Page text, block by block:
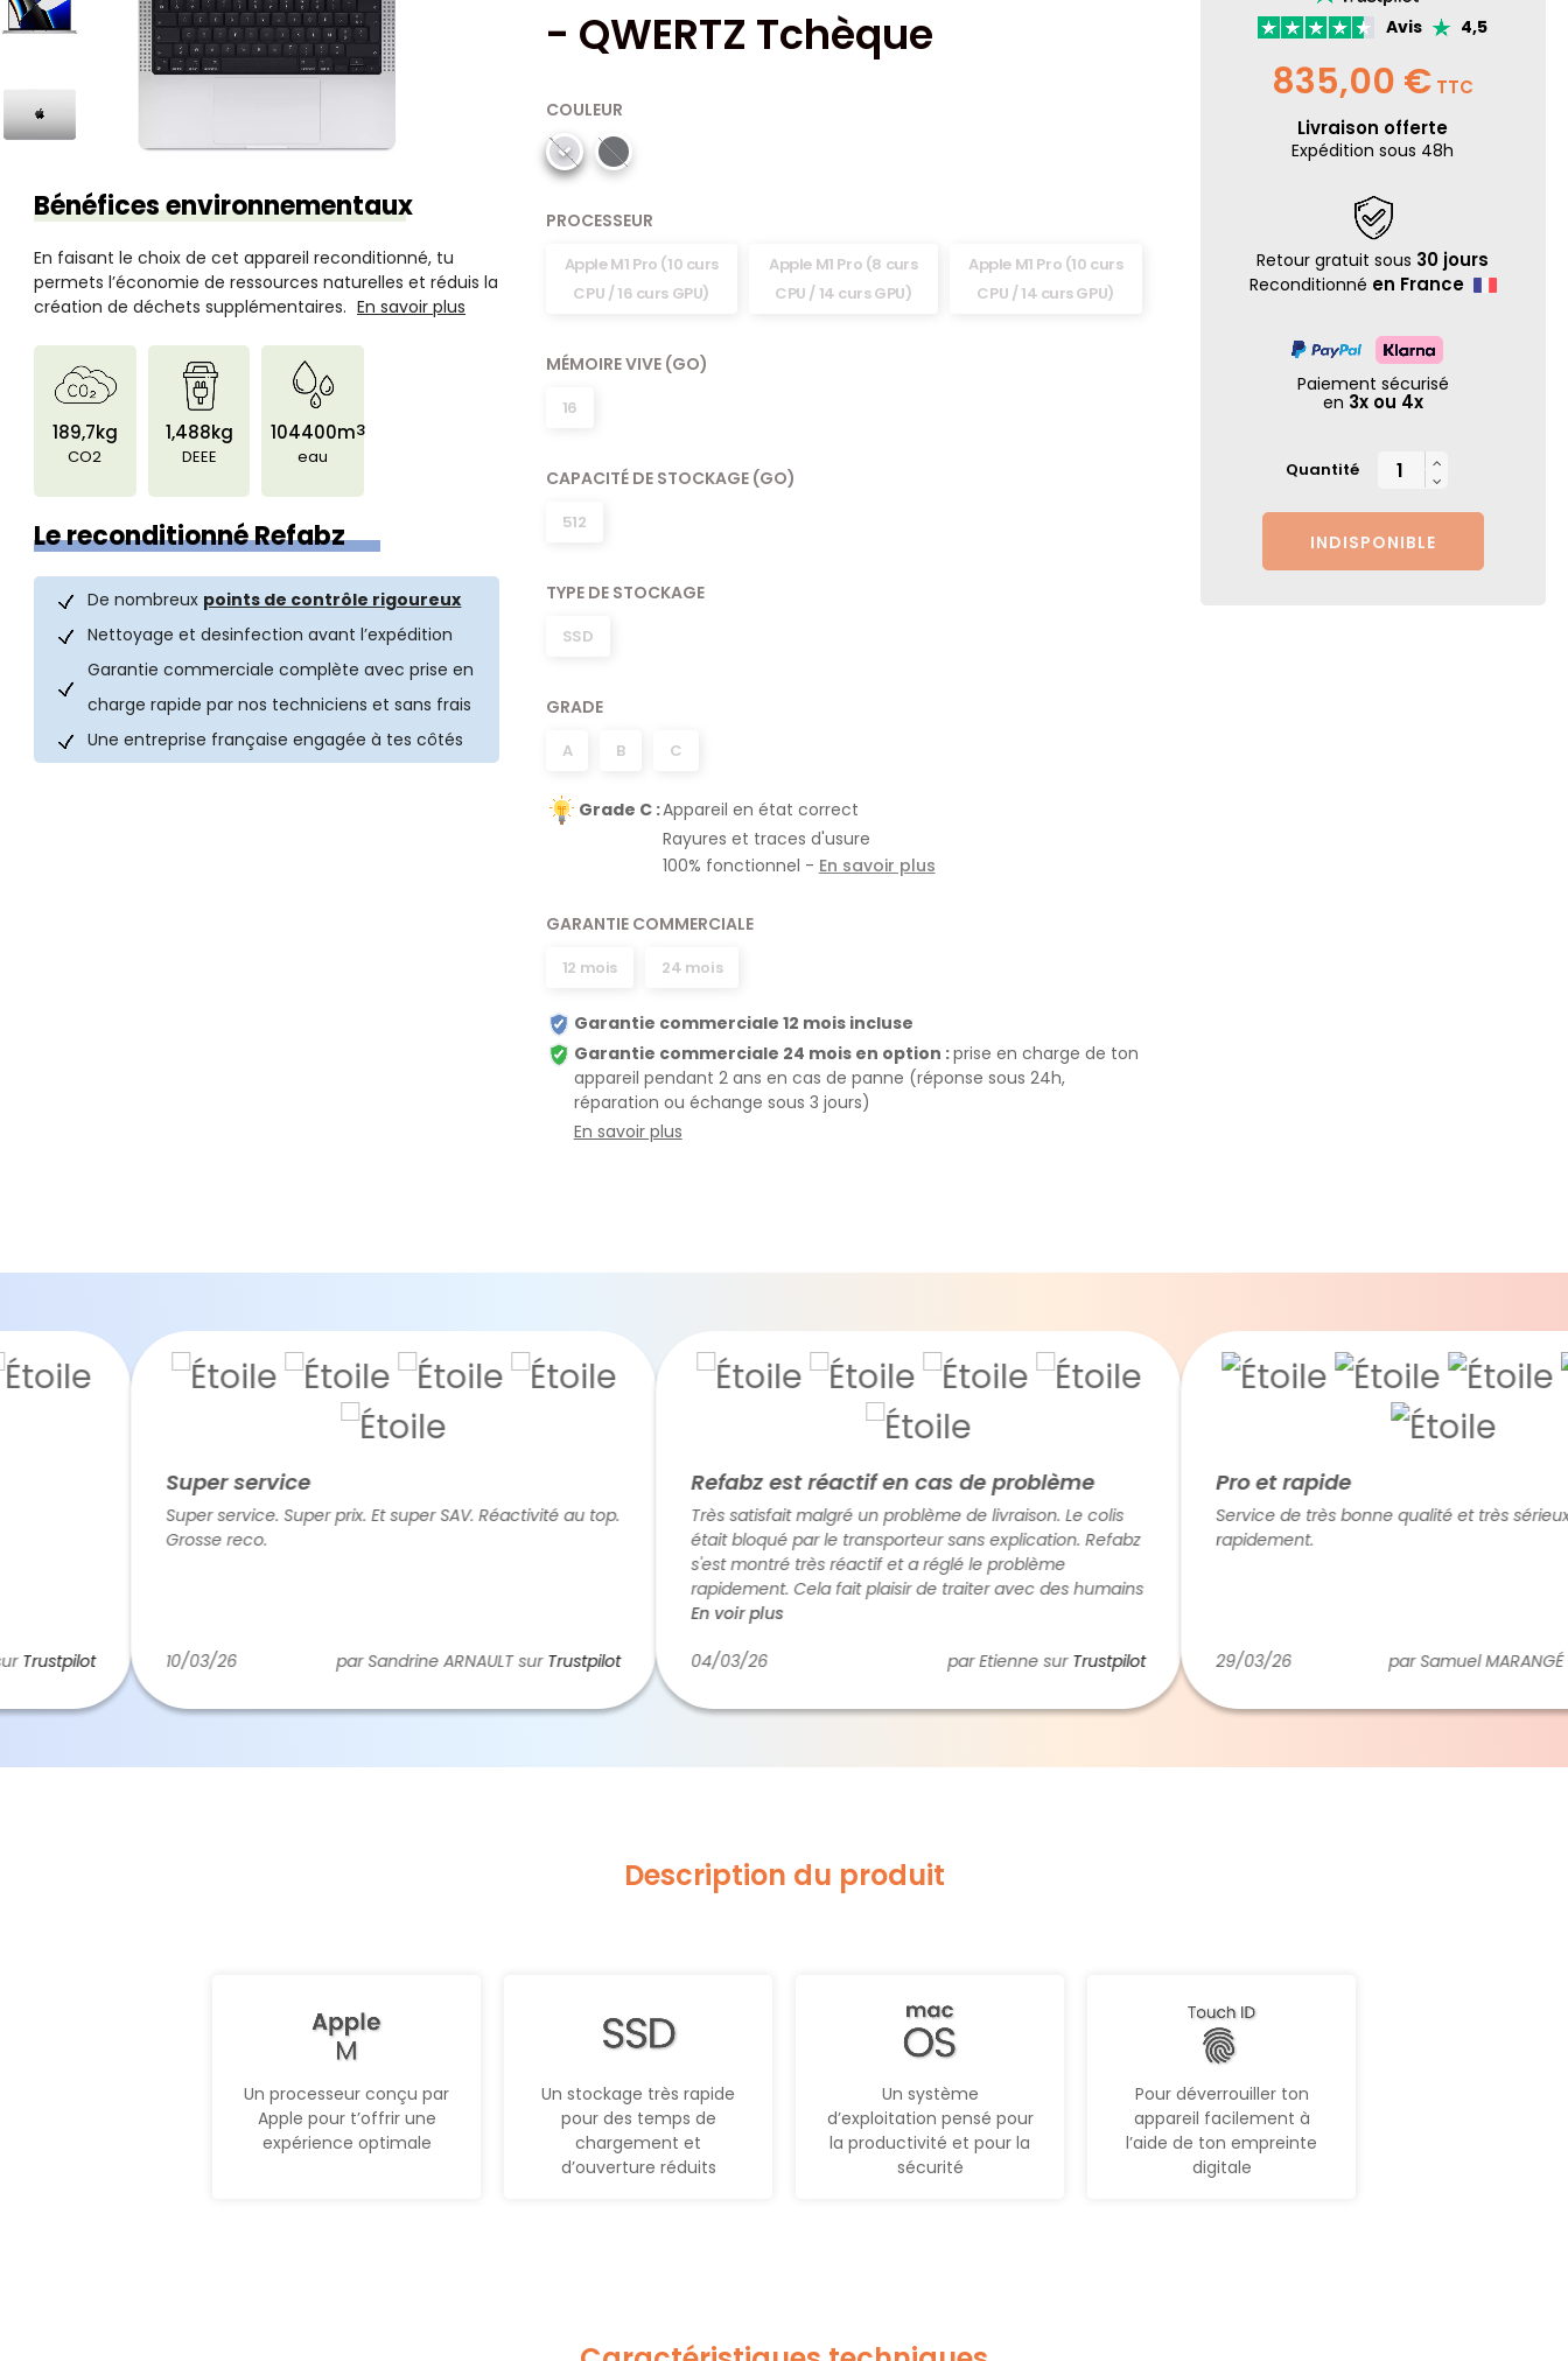
Avis 4,5
835,00 € TTC
Livraison offerte
Expédition sous 48h
Retour gratuit sous 30 jours
Reconditionné en France
Paiement sécurisé
en 3x ou 4x
INDISPONIBLE
Quantité


- QWERTZ Tchèque
COULEUR
PROCESSEUR
Apple M1 Pro (10 curs
CPU / 16 curs GPU)
Apple M1 Pro (8 curs
CPU / 14 curs GPU)
Apple M1 Pro (10 curs
CPU / 14 curs GPU)
MÉMOIRE VIVE (GO)
16
CAPACITÉ DE STOCKAGE (GO)
512
TYPE DE STOCKAGE
SSD
GRADE
A B C
Grade C :Appareil en état correct
Rayures et traces d'usure
100% fonctionnel - En savoir plus
GARANTIE COMMERCIALE
12 mois 24 mois
Garantie commerciale 12 mois incluse
Garantie commerciale 24 mois en option :prise en charge de ton
appareil pendant 2 ans en cas de panne (réponse sous 24h,
réparation ou échange sous 3 jours)
En savoir plus
Bénéfices environnementaux
En faisant le choix de cet appareil reconditionné, tu
permets l’économie de ressources naturelles et réduis la
création de déchets supplémentaires. En savoir plus
189,7kg
CO2
1,488kg
DEEE
104400m3
eau
Le reconditionné Refabz
De nombreux points de contrôle rigoureux
Nettoyage et desinfection avant l’expédition
Garantie commerciale complète avec prise en
charge rapide par nos techniciens et sans frais
Une entreprise française engagée à tes côtés
Super service
Super service. Super prix. Et super SAV. Réactivité au top.
Grosse reco.
10/03/26 par Sandrine ARNAULT surTrustpilot
Refabz est réactif en cas de problème
Très satisfait malgré un problème de livraison. Le colis
était bloqué par le transporteur sans explication. Refabz
s'est montré très réactif et a réglé le problème
rapidement. Cela fait plaisir de traiter avec des humains
plutôt qu'avec des robots (c'est de plus en plus rare).
En voir plus
04/03/26 par Etienne surTrustpilot
Pro et rapide
Service de très bonne qualité et très sérieux.
rapidement.
29/03/26 par Samuel MARANGÉ sur
Description du produit
Un processeur conçu par
Apple pour t’offrir une
expérience optimale
Un stockage très rapide
pour des temps de
chargement et
d’ouverture réduits
Un système
d’exploitation pensé pour
la productivité et pour la
sécurité
Pour déverrouiller ton
appareil facilement à
l’aide de ton empreinte
digitale